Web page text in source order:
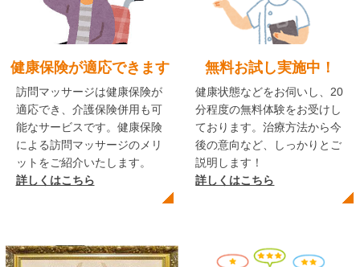
健康保険が適応できます
訪問マッサージは健康保険が
適応でき、介護保険併用も可
能なサービスです。健康保険
による訪問マッサージのメリ
ットをご紹介いたします。
詳しくはこちら
無料お試し実施中！
健康状態などをお伺いし、20
分程度の無料体験をお受けし
ております。治療方法から今
後の意向など、しっかりとご
説明します！
詳しくはこちら